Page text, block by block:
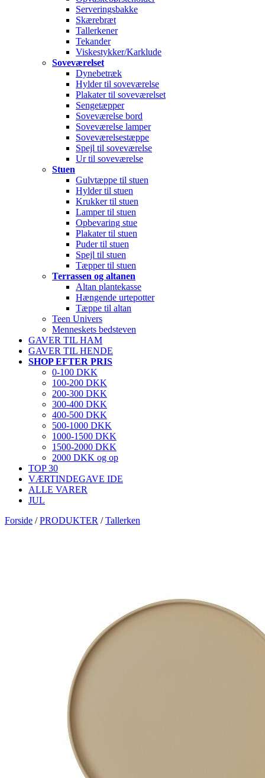
Serveringsbakke
Skærebræt
Tallerkener
Tekander
Viskestykker/Karklude
Soveværelset
Dynebetræk
Hylder til soveværelse
Plakater til soveværelset
Sengetæpper
Soveværelse bord
Soveværelse lamper
Soveværelsestæppe
Spejl til soveværelse
Ur til soveværelse
Stuen
Gulvtæppe til stuen
Hylder til stuen
Krukker til stuen
Lamper til stuen
Opbevaring stue
Plakater til stuen
Puder til stuen
Spejl til stuen
Tæpper til stuen
Terrassen og altanen
Altan plantekasse
Hængende urtepotter
Tæppe til altan
Teen Univers
Menneskets bedsteven
GAVER TIL HAM
GAVER TIL HENDE
SHOP EFTER PRIS
0-100 DKK
100-200 DKK
200-300 DKK
300-400 DKK
400-500 DKK
500-1000 DKK
1000-1500 DKK
1500-2000 DKK
2000 DKK og op
TOP 30
VÆRTINDEGAVE IDE
ALLE VARER
JUL
Forside /PRODUKTER /Tallerken